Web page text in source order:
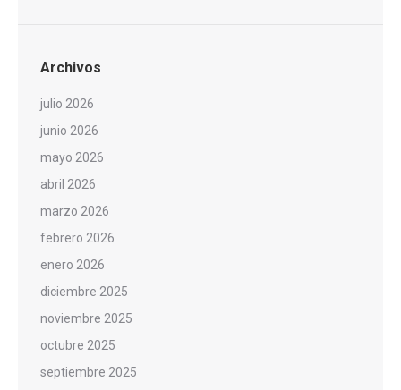
Archivos
julio 2026
junio 2026
mayo 2026
abril 2026
marzo 2026
febrero 2026
enero 2026
diciembre 2025
noviembre 2025
octubre 2025
septiembre 2025